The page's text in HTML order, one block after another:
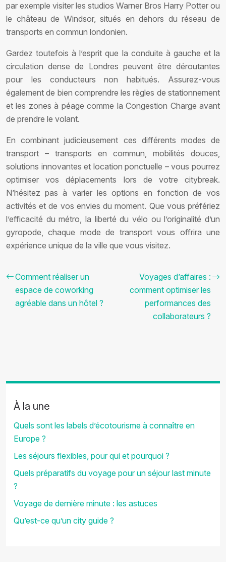
par exemple visiter les studios Warner Bros Harry Potter ou
le château de Windsor, situés en dehors du réseau de
transports en commun londonien.
Gardez toutefois à l’esprit que la conduite à gauche et la
circulation dense de Londres peuvent être déroutantes
pour les conducteurs non habitués. Assurez-vous
également de bien comprendre les règles de stationnement
et les zones à péage comme la Congestion Charge avant
de prendre le volant.
En combinant judicieusement ces différents modes de
transport – transports en commun, mobilités douces,
solutions innovantes et location ponctuelle – vous pourrez
optimiser vos déplacements lors de votre citybreak.
N’hésitez pas à varier les options en fonction de vos
activités et de vos envies du moment. Que vous préfériez
l’efficacité du métro, la liberté du vélo ou l’originalité d’un
gyropode, chaque mode de transport vous offrira une
expérience unique de la ville que vous visitez.
Comment réaliser un
espace de coworking
agréable dans un hôtel ?
Voyages d’affaires :
comment optimiser les
performances des
collaborateurs ?
À la une
Quels sont les labels d’écotourisme à connaître en
Europe ?
Les séjours flexibles, pour qui et pourquoi ?
Quels préparatifs du voyage pour un séjour last minute
?
Voyage de dernière minute : les astuces
Qu’est-ce qu’un city guide ?